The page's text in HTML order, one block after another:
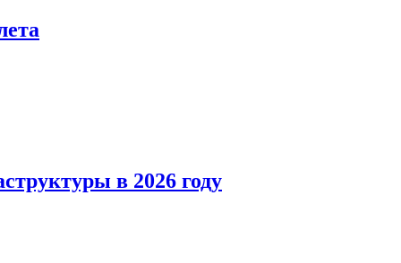
в 2026 году